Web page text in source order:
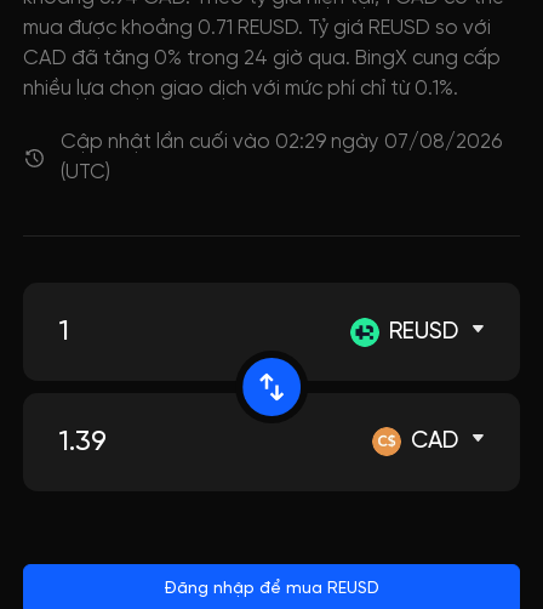
mua được khoảng 0.71 REUSD. Tỷ giá REUSD so với
CAD đã tăng 0% trong 24 giờ qua. BingX cung cấp
nhiều lựa chọn giao dịch với mức phí chỉ từ 0.1%.
Cập nhật lần cuối vào 02:29 ngày 07/08/2026
(UTC)
REUSD
CAD
Đăng nhập để mua REUSD